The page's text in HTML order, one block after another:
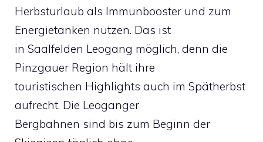
Herbsturlaub als Immunbooster und zum
Energietanken nutzen. Das ist
in Saalfelden Leogang möglich, denn die
Pinzgauer Region hält ihre
touristischen Highlights auch im Spätherbst
aufrecht. Die Leoganger
Bergbahnen sind bis zum Beginn der